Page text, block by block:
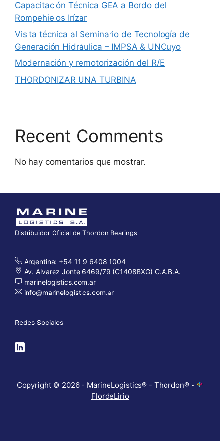
Capacitación Técnica GEA a Bordo del
Rompehielos Irízar
Visita técnica al Seminario de Tecnología de
Generación Hidráulica – IMPSA & UNCuyo
Modernación y remotorización del R/E
THORDONIZAR UNA TURBINA
Recent Comments
No hay comentarios que mostrar.
Distribuidor Oficial de Thordon Bearings
Argentina: +54 11 9 6408 1004
Av. Alvarez Jonte 6469/79 (C1408BXG) C.A.B.A.
marinelogistics.com.ar
info@marinelogistics.com.ar
Redes Sociales
Copyright © 2026 - MarineLogistics® - Thordon® -
FlordeLirio